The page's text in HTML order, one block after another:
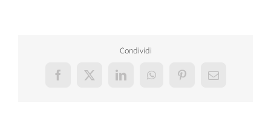
Condividi
Facebook
X LinkedInWhatsAppPinterestEmail